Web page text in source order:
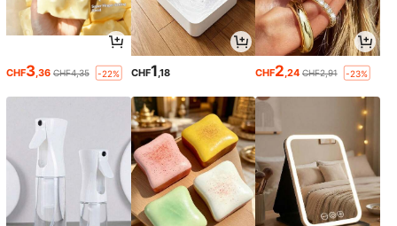
CHF3 ,36 CHF4,35 -22% CHF1 ,18 CHF2 ,24 CHF2,91 -23%